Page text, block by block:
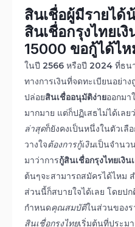
สินเชื่อผู้มีรายได้
สินเชื่อกรุงไทยเ
15000 ขอกู้ได้ไห
ในปี 2566 หรือปี 2024 ที่ธน
ทางการเงินที่จดทะเบียนอย่า
ปล่อยสินเชื่ออนุมัติง่ายออกมา
มากมาย แต่ก็ปฏิเสธไม่ได้เลย
ล่าสุดก็ยังคงเป็นหนึ่งในตัวเ
วางใจต้องการกู้เงินเป็นจำนว
มาว่าการกู้สินเชื่อกรุงไทยเงิ
ต้นๆจะสามารถสมัครได้ไหม
ส่วนนี้ก็สบายใจได้เลย โดยป
กำหนดคุณสมบัติในส่วนของร
สินเชื่อกรุงไทยเริ่มต้นที่ประ